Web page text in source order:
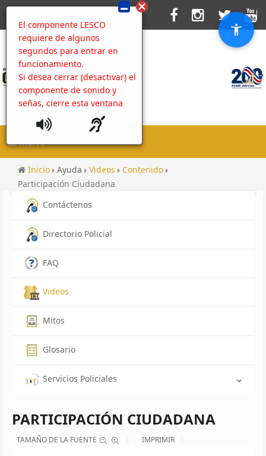
El componente LESCO
requiere de algunos
segundos para entrar en
funcionamiento.
Si desea cerrar (desactivar) el
componente de sonido y
señas, cierre esta ventana
MENU
Inicio Ayuda Videos
Contenido
Participación Ciudadana
Contáctenos
Directorio Policial
FAQ
Videos
Mitos
Glosario
Servicios Policiales
PARTICIPACIÓN CIUDADANA
TAMAÑO DE LA FUENTE IMPRIMIR